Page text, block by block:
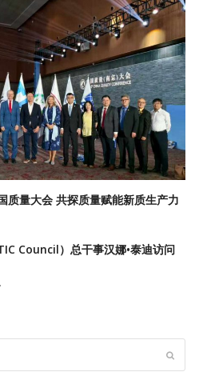
质量大会 共探质量赋能新质生产力
Council）总干事汉娜•泰迪访问